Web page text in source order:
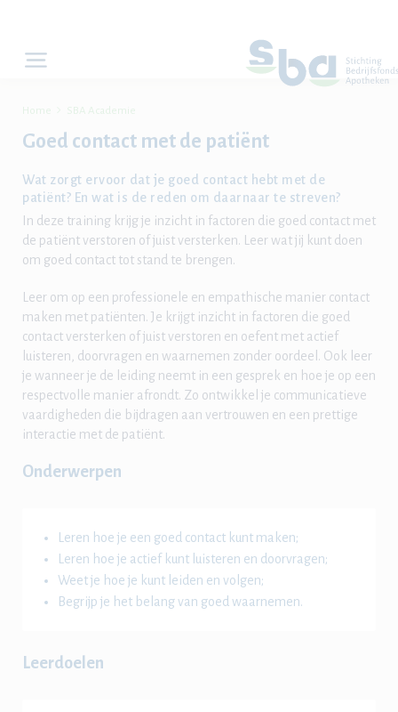
Home SBA Academie
Goed contact met de patiënt
Wat zorgt ervoor dat je goed contact hebt met de
patiënt? En wat is de reden om daarnaar te streven?
In deze training krijg je inzicht in factoren die goed contact met
de patiënt verstoren of juist versterken. Leer wat jij kunt doen
om goed contact tot stand te brengen.
Leer om op een professionele en empathische manier contact
maken met patiënten. Je krijgt inzicht in factoren die goed
contact versterken of juist verstoren en oefent met actief
luisteren, doorvragen en waarnemen zonder oordeel. Ook leer
je wanneer je de leiding neemt in een gesprek en hoe je op een
respectvolle manier afrondt. Zo ontwikkel je communicatieve
vaardigheden die bijdragen aan vertrouwen en een prettige
interactie met de patiënt.
Onderwerpen
Leren hoe je een goed contact kunt maken;
Leren hoe je actief kunt luisteren en doorvragen;
Weet je hoe je kunt leiden en volgen;
Begrijp je het belang van goed waarnemen.
Leerdoelen